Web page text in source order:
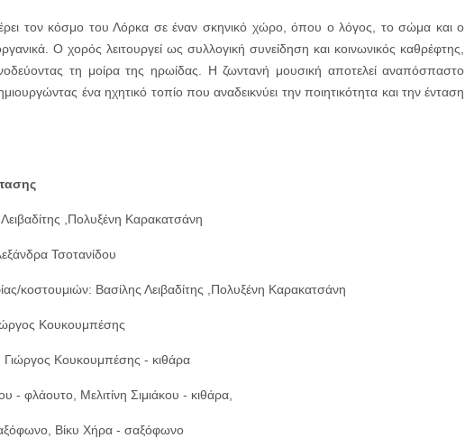
τον κόσμο του Λόρκα σε έναν σκηνικό χώρο, όπου ο λόγος, το σώμα και ο
Ο χορός λειτουργεί ως συλλογική συνείδηση και κοινωνικός καθρέφτης,
τη μοίρα της ηρωίδας. Η ζωντανή μουσική αποτελεί αναπόσπαστο
ένα ηχητικό τοπίο που αναδεικνύει την ποιητικότητα και την ένταση
,Πολυξένη Καρακατσάνη
Τσοτανίδου
κοστουμιών: Βασίλης Λειβαδίτης ,Πολυξένη Καρακατσάνη
Κουκουμπέσης
Γιώργος Κουκουμπέσης - κιθάρα
- φλάουτο, Μελιτίνη Σιμιάκου - κιθάρα,
Βίκυ Χήρα - σαξόφωνο